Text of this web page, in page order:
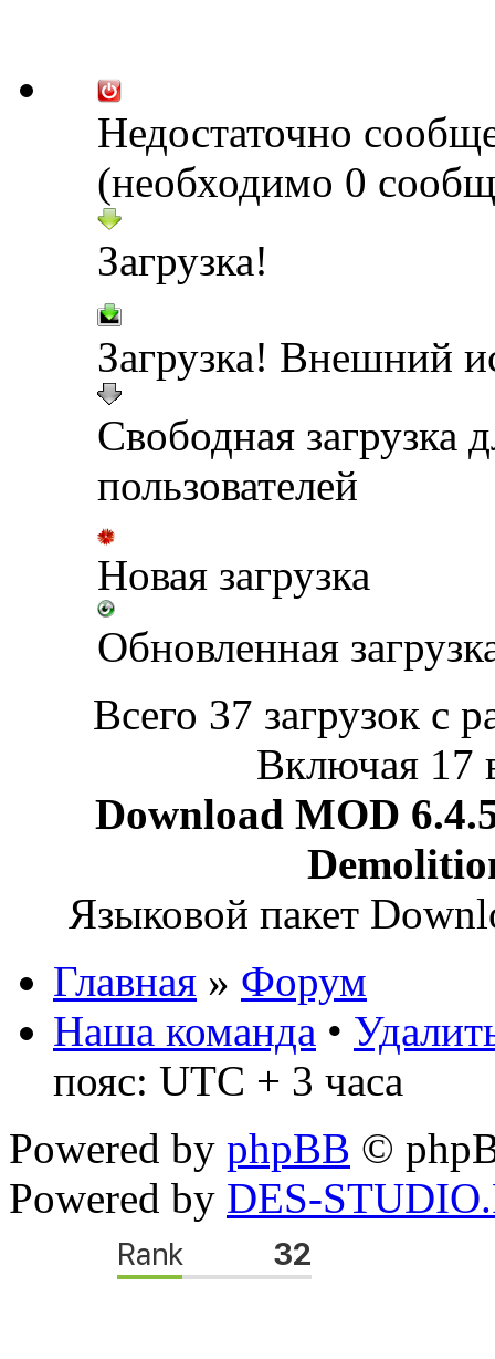
Недостаточно
(необходимо 0
Загрузка!
Загрузка! Внешний
Свободная загрузка
пользователей
Новая загрузка
Обновленная
Всего 37 загрузок с
Включая 17
Download MOD
Языковой пакет
Главная » Форум
Наша команда •
пояс: UTC + 3 часа
Powered by phpBB ©
Powered by DES-